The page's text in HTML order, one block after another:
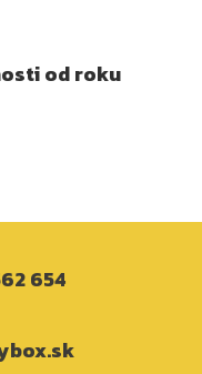
od roku
654